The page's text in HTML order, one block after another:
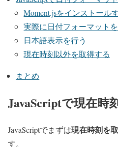
Moment.jsをインストール
実際に日付フォーマット
日本語表示を行う
現在時刻以外を取得する
まとめ
JavaScriptで現在時
JavaScriptでまずは現在時刻を
す。